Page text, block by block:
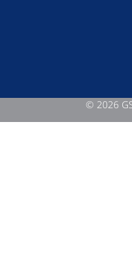
© 2026